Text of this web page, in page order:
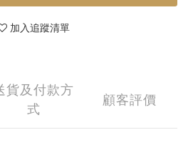
加入追蹤清單
貨及付款方
式
顧客評價